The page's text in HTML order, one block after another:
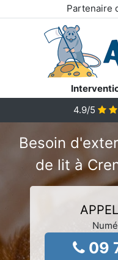
Partenaire
4.9/5
Besoin
de lit à
09